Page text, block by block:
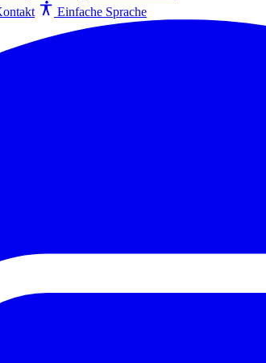
Einfache Sprache